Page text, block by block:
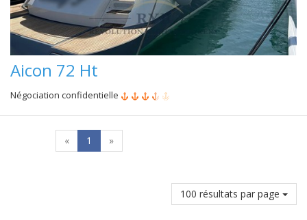
Aicon 72 Ht
Négociation confidentielle
« 1 »
100 résultats par page